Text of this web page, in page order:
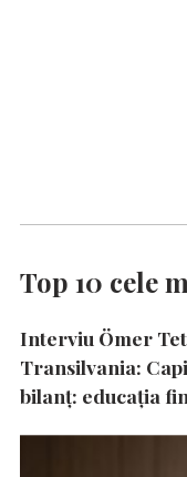
Top 10 cele
Interviu Ömer
Transilvania:
bilanț: educația